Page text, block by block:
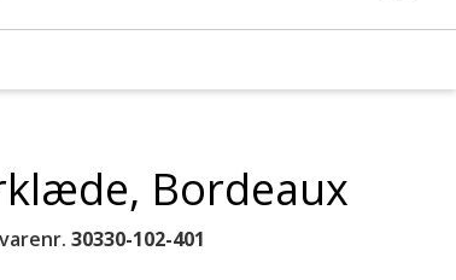
Bordeaux
30330-102-401